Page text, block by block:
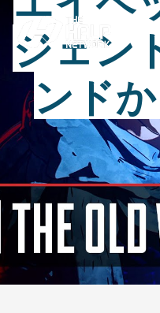
ジェン
ンド